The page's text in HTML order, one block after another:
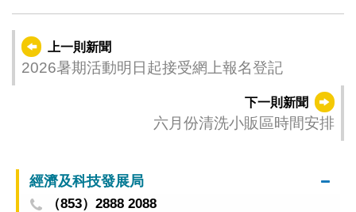
上一則新聞
2026暑期活動明日起接受網上報名登記
下一則新聞
六月份清洗小販區時間安排
經濟及科技發展局
（853）2888 2088